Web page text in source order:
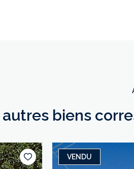
autres biens
VENDU